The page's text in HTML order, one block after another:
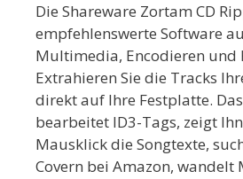
Die Shareware Zortam CD
empfehlenswerte Software
Multimedia, Encodieren und
Extrahieren Sie die Tracks
direkt auf Ihre Festplatte.
bearbeitet ID3-Tags, zeigt
Mausklick die Songtexte,
Covern bei Amazon, wandelt